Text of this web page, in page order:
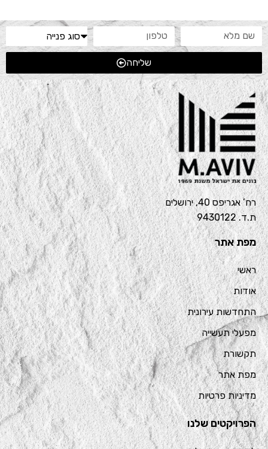
שליחה
רח’ אגריפס 40, ירושלים
ת.ד. 9430122
מפת אתר
ראשי
אודות
התחדשות עירונית
מפעלי תעשייה
תקשורת
מפת אתר
מדיניות פרטיות
הפרויקטים שלנו